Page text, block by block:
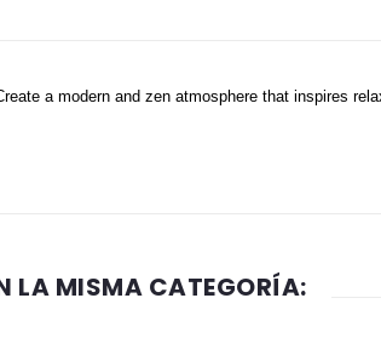
a modern and zen atmosphere that inspires
LA MISMA CATEGORÍA: